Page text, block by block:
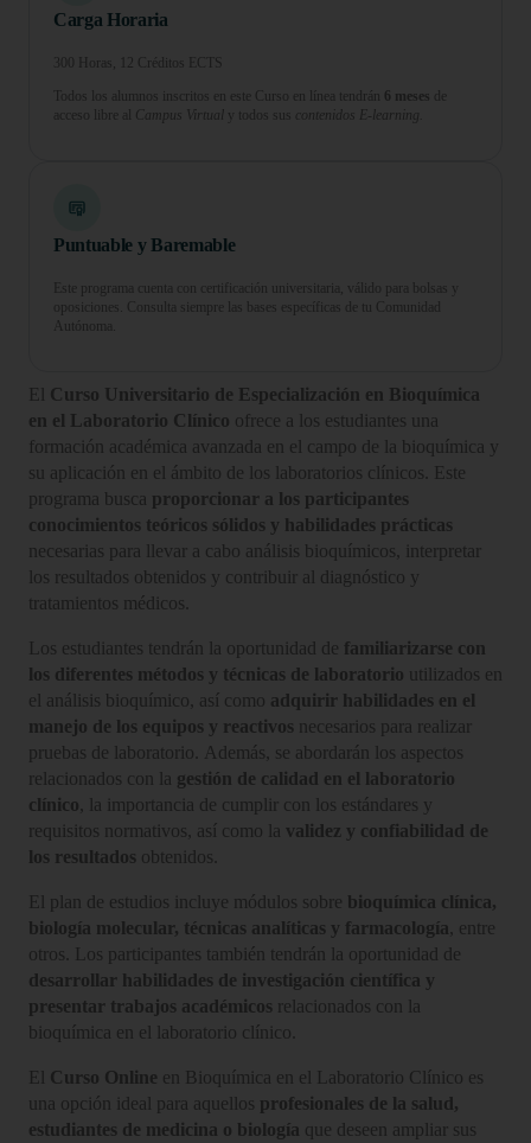
Carga Horaria
300 Horas, 12 Créditos ECTS
Todos los alumnos inscritos en este Curso en línea tendrán 6 meses de
acceso libre al Campus Virtual y todos sus contenidos E-learning.
Puntuable y Baremable
Este programa cuenta con certificación universitaria, válido para bolsas y
oposiciones. Consulta siempre las bases específicas de tu Comunidad
Autónoma.
El Curso Universitario de Especialización en Bioquímica
en el Laboratorio Clínico ofrece a los estudiantes una
formación académica avanzada en el campo de la bioquímica y
su aplicación en el ámbito de los laboratorios clínicos. Este
programa busca proporcionar a los participantes
conocimientos teóricos sólidos y habilidades prácticas
necesarias para llevar a cabo análisis bioquímicos, interpretar
los resultados obtenidos y contribuir al diagnóstico y
tratamientos médicos.
Los estudiantes tendrán la oportunidad de familiarizarse con
los diferentes métodos y técnicas de laboratorio utilizados en
el análisis bioquímico, así como adquirir habilidades en el
manejo de los equipos y reactivos necesarios para realizar
pruebas de laboratorio. Además, se abordarán los aspectos
relacionados con la gestión de calidad en el laboratorio
clínico , la importancia de cumplir con los estándares y
requisitos normativos, así como la validez y confiabilidad de
los resultados obtenidos.
El plan de estudios incluye módulos sobre bioquímica clínica,
biología molecular, técnicas analíticas y farmacología , entre
otros. Los participantes también tendrán la oportunidad de
desarrollar habilidades de investigación científica y
presentar trabajos académicos relacionados con la
bioquímica en el laboratorio clínico.
El Curso Online en Bioquímica en el Laboratorio Clínico es
una opción ideal para aquellos profesionales de la salud,
estudiantes de medicina o biología que deseen ampliar sus